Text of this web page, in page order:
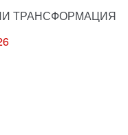
ИИ ТРАНСФОРМАЦИЯ